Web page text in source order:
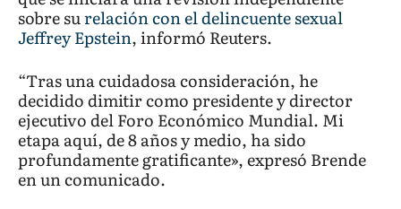
sobre surelación con el delincuente sexual
Jeffrey Epstein, informó Reuters.
“Tras una cuidadosa consideración, he
decidido dimitir como presidente y director
ejecutivo del Foro Económico Mundial. Mi
etapa aquí, de 8 años y medio, ha sido
profundamente gratificante», expresó Brende
en un comunicado.